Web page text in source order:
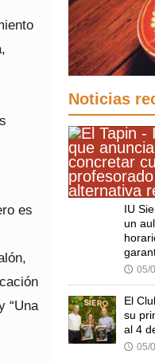
es
“Una
Noticias
IU
un
🕔 05/
El
su
al 4
🕔 05/